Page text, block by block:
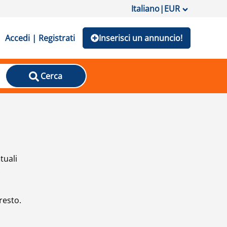
Italiano|EUR
Accedi | Registrati Inserisci un annuncio!
Cerca